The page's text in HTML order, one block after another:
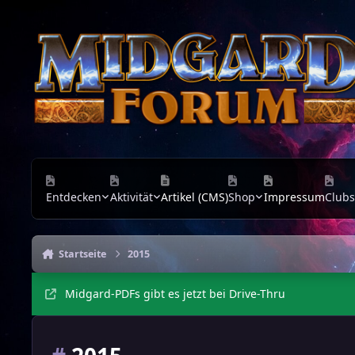
Entdecken Aktivität Artikel (CMS)Shop ImpressumClubs
Startseite 2015
Midgard-PDFs gibt es jetzt bei Drive-Thru